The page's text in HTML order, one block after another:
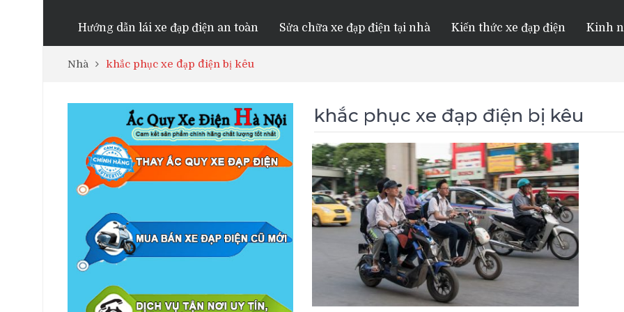
Hướng dẫn lái xe đạp điện an toàn Sửa chữa xe đạp điện tại nhà Kiến thức xe đạp điện Kinh
Nhà khắc phục xe đạp điện bị kêu
khắc phục xe đạp điện bị kêu